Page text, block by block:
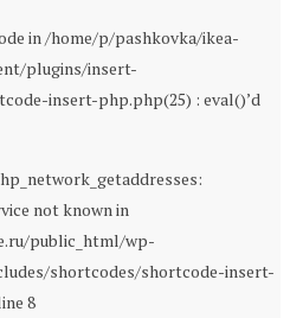
in /home/p/pashkovka/ikea-
plugins/insert-
insert-php.php(25) : eval()’d
not known in
public_html/wp-
shortcodes/shortcode-insert-
8